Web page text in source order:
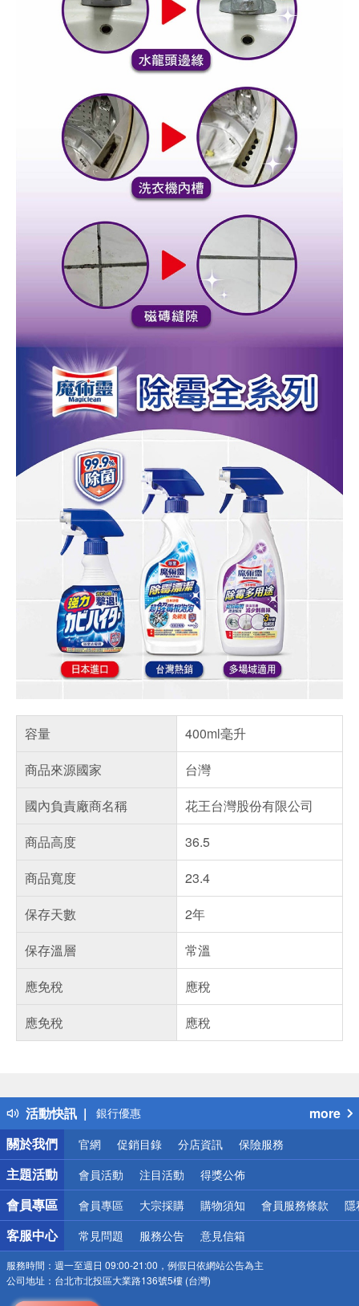
容量
400ml毫升
商品來源國家
台灣
國內負責廠商名稱
花王台灣股份有限公司
商品高度
36.5
商品寬度
23.4
保存天數
2年
保存溫層
常溫
應免稅
應稅
應免稅
應稅
活動快訊
偏遠地區配送
熱門話題
銀行優惠
偏遠地區配送
詐騙網頁！請小心！
more
關於我們
官網 促銷目錄 分店資訊 保險服務
主題活動 會員活動 注目活動 得獎公佈
會員專區 會員專區 大宗採購 購物須知 會員服務條款 隱
客服中心 常見問題 服務公告 意見信箱
服務時間： 週一至週日 09:00-21:00，例假日依網站公告為主
公司地址： 台北市北投區大業路136號5樓 (台灣)